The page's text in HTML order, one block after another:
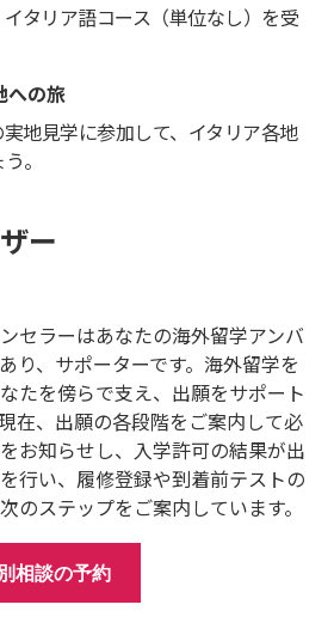
タリア語コース（単位なし）を受
への旅
地見学に参加して、イタリア各地
。
ー
セラーはあなたの海外留学アンバ
り、サポーターです。海外留学を
たを傍らで支え、出願をサポート
在、出願の各段階をご案内して必
お知らせし、入学許可の結果が出
行い、履修登録や到着前テストの
のステップをご案内しています。
相談の予約